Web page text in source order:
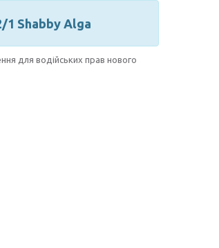
1 Shabby Alga
для водійських прав нового